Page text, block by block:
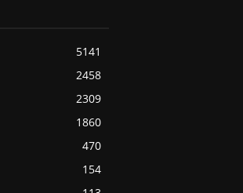
5141
2458
2309
1860
470
154